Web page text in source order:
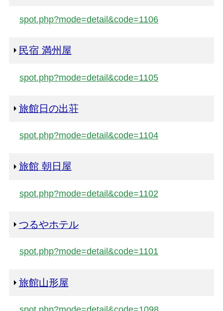
spot.php?mode=detail&code=1106
民宿 満州屋
spot.php?mode=detail&code=1105
旅館日の出荘
spot.php?mode=detail&code=1104
旅館 朝日屋
spot.php?mode=detail&code=1102
つるやホテル
spot.php?mode=detail&code=1101
旅館山形屋